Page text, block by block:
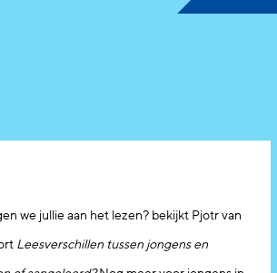
we jullie aan het lezen? bekijkt Pjotr van
Leesverschillen tussen jongens en